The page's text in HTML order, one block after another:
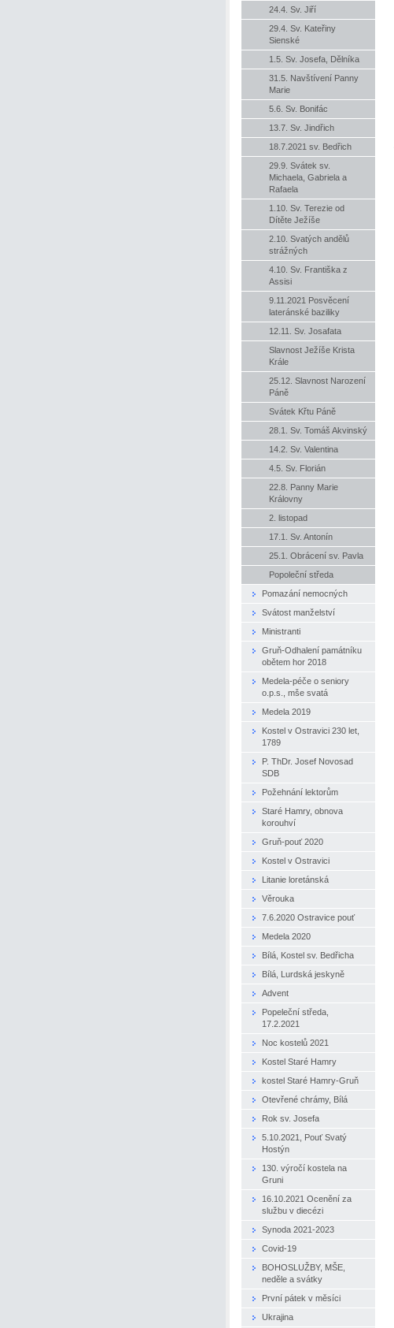
24.4. Sv. Jiří
29.4. Sv. Kateřiny
Sienské
1.5. Sv. Josefa, Dělníka
31.5. Navštívení Panny
Marie
5.6. Sv. Bonifác
13.7. Sv. Jindřich
18.7.2021 sv. Bedřich
29.9. Svátek sv.
Michaela, Gabriela a
Rafaela
1.10. Sv. Terezie od
Dítěte Ježíše
2.10. Svatých andělů
strážných
4.10. Sv. Františka z
Assisi
9.11.2021 Posvěcení
lateránské baziliky
12.11. Sv. Josafata
Slavnost Ježíše Krista
Krále
25.12. Slavnost Narození
Páně
Svátek Křtu Páně
28.1. Sv. Tomáš Akvinský
14.2. Sv. Valentina
4.5. Sv. Florián
22.8. Panny Marie
Královny
2. listopad
17.1. Sv. Antonín
25.1. Obrácení sv. Pavla
Popoleční středa
Pomazání nemocných
Svátost manželství
Ministranti
Gruň-Odhalení památníku
obětem hor 2018
Medela-péče o seniory
o.p.s., mše svatá
Medela 2019
Kostel v Ostravici 230 let,
1789
P. ThDr. Josef Novosad
SDB
Požehnání lektorům
Staré Hamry, obnova
korouhví
Gruň-pouť 2020
Kostel v Ostravici
Litanie loretánská
Věrouka
7.6.2020 Ostravice pouť
Medela 2020
Bílá, Kostel sv. Bedřicha
Bílá, Lurdská jeskyně
Advent
Popeleční středa,
17.2.2021
Noc kostelů 2021
Kostel Staré Hamry
kostel Staré Hamry-Gruň
Otevřené chrámy, Bílá
Rok sv. Josefa
5.10.2021, Pouť Svatý
Hostýn
130. výročí kostela na
Gruni
16.10.2021 Ocenění za
službu v diecézi
Synoda 2021-2023
Covid-19
BOHOSLUŽBY, MŠE,
neděle a svátky
První pátek v měsíci
Ukrajina